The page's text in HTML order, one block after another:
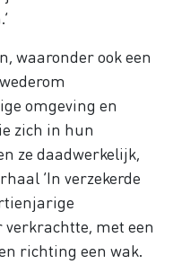
waaronder ook een
omgeving en
zich in hun
ze daadwerkelijk,
‘In verzekerde
met een
richting een wak.